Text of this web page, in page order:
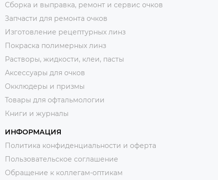
Сборка и выправка, ремонт и сервис очков
Запчасти для ремонта очков
Изготовление рецептурных линз
Покраска полимерных линз
Растворы, жидкости, клеи, пасты
Аксессуары для очков
Окклюдеры и призмы
Товары для офтальмологии
Книги и журналы
ИНФОРМАЦИЯ
Политика конфиденциальности и оферта
Пользовательское соглашение
Обращение к коллегам-оптикам